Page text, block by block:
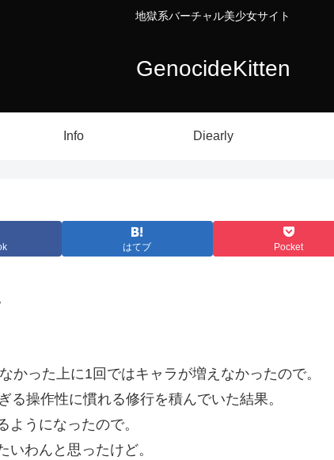
地獄系バーチャル美少女サイト
GenocideKitten
Info Diearly
はてブ Pocket
かった上に1回ではキャラが増えなかったので。
操作性に慣れる修行を積んでいた結果。
うになったので。
わんと思ったけど。